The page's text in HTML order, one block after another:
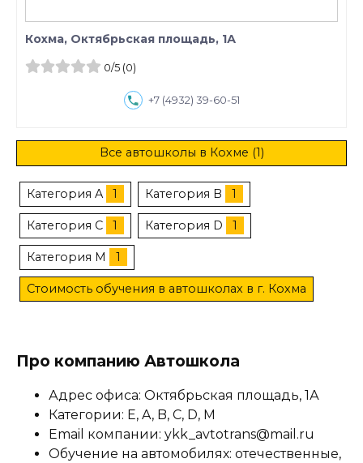
Кохма, Октябрьская площадь, 1А
0/5(0)
+7 (4932) 39-60-51
Все автошколы в Кохме (1)
Категория A 1 Категория B 1
Категория C 1 Категория D 1
Категория M 1
Стоимость обучения в автошколах в г. Кохма
Про компанию Автошкола
Адрес офиса: Октябрьская площадь, 1А
Категории: E, A, B, C, D, M
Email компании: ykk_avtotrans@mail.ru
Обучение на автомобилях: отечественные,